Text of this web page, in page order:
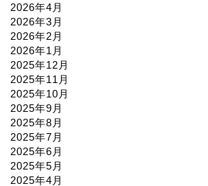
2026年4月
2026年3月
2026年2月
2026年1月
2025年12月
2025年11月
2025年10月
2025年9月
2025年8月
2025年7月
2025年6月
2025年5月
2025年4月